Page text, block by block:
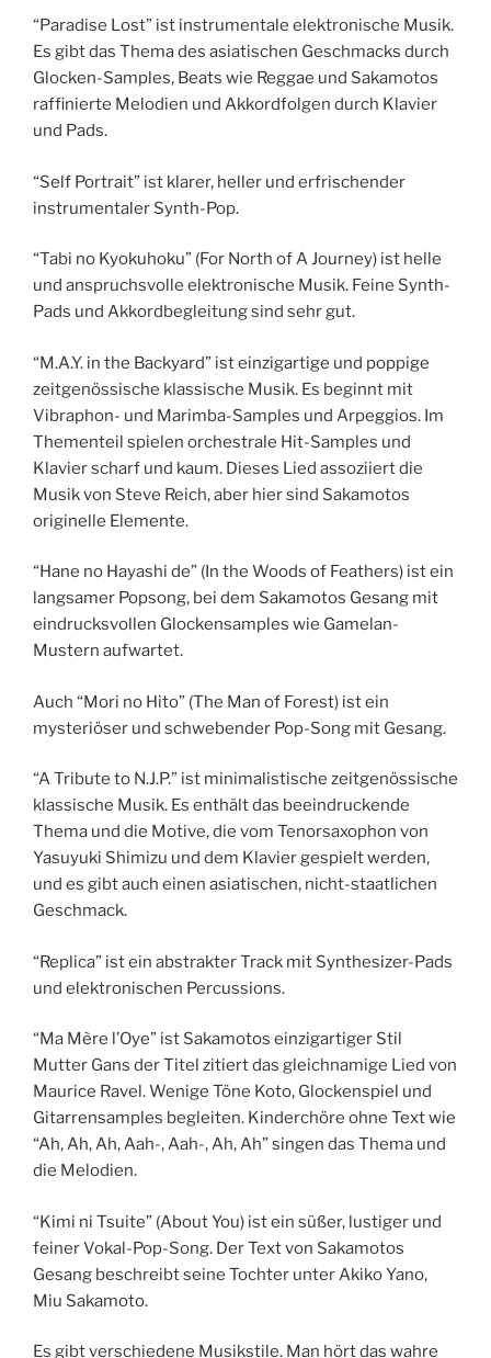
“Paradise Lost” ist instrumentale elektronische Musik.
Es gibt das Thema des asiatischen Geschmacks durch
Glocken-Samples, Beats wie Reggae und Sakamotos
raffinierte Melodien und Akkordfolgen durch Klavier
und Pads.
“Self Portrait” ist klarer, heller und erfrischender
instrumentaler Synth-Pop.
“Tabi no Kyokuhoku” (For North of A Journey) ist helle
und anspruchsvolle elektronische Musik. Feine Synth-
Pads und Akkordbegleitung sind sehr gut.
“M.A.Y. in the Backyard” ist einzigartige und poppige
zeitgenössische klassische Musik. Es beginnt mit
Vibraphon- und Marimba-Samples und Arpeggios. Im
Thementeil spielen orchestrale Hit-Samples und
Klavier scharf und kaum. Dieses Lied assoziiert die
Musik von Steve Reich, aber hier sind Sakamotos
originelle Elemente.
“Hane no Hayashi de” (In the Woods of Feathers) ist ein
langsamer Popsong, bei dem Sakamotos Gesang mit
eindrucksvollen Glockensamples wie Gamelan-
Mustern aufwartet.
Auch “Mori no Hito” (The Man of Forest) ist ein
mysteriöser und schwebender Pop-Song mit Gesang.
“A Tribute to N.J.P.” ist minimalistische zeitgenössische
klassische Musik. Es enthält das beeindruckende
Thema und die Motive, die vom Tenorsaxophon von
Yasuyuki Shimizu und dem Klavier gespielt werden,
und es gibt auch einen asiatischen, nicht-staatlichen
Geschmack.
“Replica” ist ein abstrakter Track mit Synthesizer-Pads
und elektronischen Percussions.
“Ma Mère l’Oye” ist Sakamotos einzigartiger Stil
Mutter Gans der Titel zitiert das gleichnamige Lied von
Maurice Ravel. Wenige Töne Koto, Glockenspiel und
Gitarrensamples begleiten. Kinderchöre ohne Text wie
“Ah, Ah, Ah, Aah-, Aah-, Ah, Ah” singen das Thema und
die Melodien.
“Kimi ni Tsuite” (About You) ist ein süßer, lustiger und
feiner Vokal-Pop-Song. Der Text von Sakamotos
Gesang beschreibt seine Tochter unter Akiko Yano,
Miu Sakamoto.
Es gibt verschiedene Musikstile. Man hört das wahre